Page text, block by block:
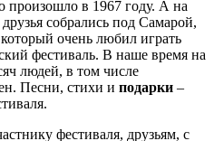
произошло в 1967 году. А на
собрались под Самарой,
очень любил играть
фестиваль. В наше время на
людей, в том числе
Песни, стихи и подарки –
фестиваля, друзьям, с